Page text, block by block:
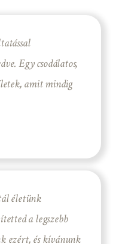
Egy csodálatos,
amit mindig
életünk
a legszebb
ezért, és kívánunk